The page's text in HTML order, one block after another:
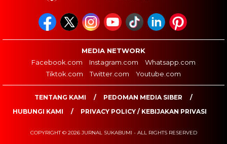
MEDIA NETWORK
Facebook.com
Instagram.com
Whatsapp.com
Tiktok.com
Twitter.com Youtube.com
TENTANG KAMI
PEDOMAN MEDIA SIBER
HUBUNGI KAMI
PRIVACY POLICY / KEBIJAKAN PRIVASI
COPYRIGHT © 2026 JURNAL SUKABUMI - ALL RIGHTS RESERVED